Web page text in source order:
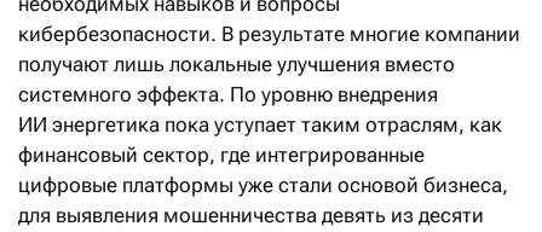
кибербезопасности. В результате многие компании
получают лишь локальные улучшения вместо
системного эффекта. По уровню внедрения
ИИ энергетика пока уступает таким отраслям, как
финансовый сектор, где интегрированные
цифровые платформы уже стали основой бизнеса,
для выявления мошенничества девять из десяти